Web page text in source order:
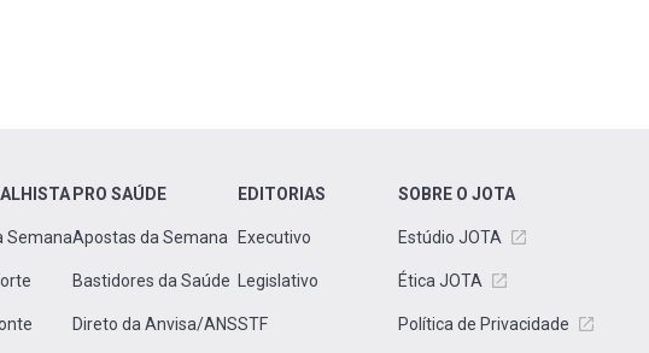
Semana
PRO SAÚDE
Apostas da Semana
Bastidores da Saúde
Direto da Anvisa/ANS
EDITORIAS
Executivo
Legislativo
STF
SOBRE O JOTA
Estúdio JOTA
Ética JOTA
Política de Privacidade